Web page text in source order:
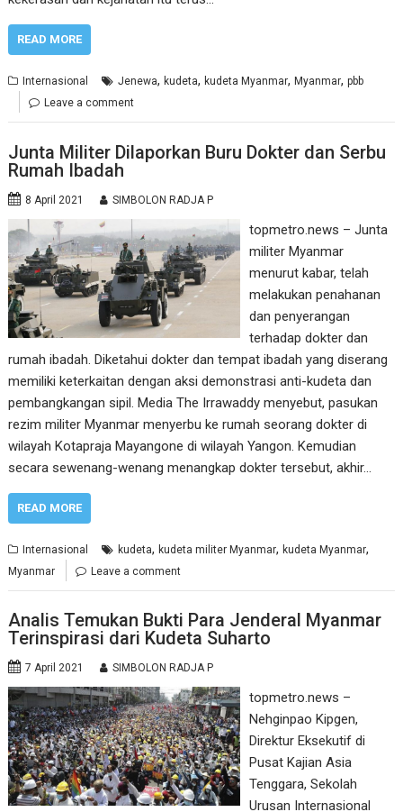
READ MORE
Internasional Jenewa,kudeta,kudeta Myanmar,Myanmar,pbb
Leave a comment
Junta Militer Dilaporkan Buru Dokter dan Serbu
Rumah Ibadah
8 April 2021 SIMBOLON RADJA P
topmetro.news – Junta
militer Myanmar
menurut kabar, telah
melakukan penahanan
dan penyerangan
terhadap dokter dan
rumah ibadah. Diketahui dokter dan tempat ibadah yang diserang
memiliki keterkaitan dengan aksi demonstrasi anti-kudeta dan
pembangkangan sipil. Media The Irrawaddy menyebut, pasukan
rezim militer Myanmar menyerbu ke rumah seorang dokter di
wilayah Kotapraja Mayangone di wilayah Yangon. Kemudian
secara sewenang-wenang menangkap dokter tersebut, akhir…
READ MORE
Internasional kudeta,kudeta militer Myanmar,kudeta Myanmar,
Myanmar Leave a comment
Analis Temukan Bukti Para Jenderal Myanmar
Terinspirasi dari Kudeta Suharto
7 April 2021 SIMBOLON RADJA P
topmetro.news –
Nehginpao Kipgen,
Direktur Eksekutif di
Pusat Kajian Asia
Tenggara, Sekolah
Urusan Internasional